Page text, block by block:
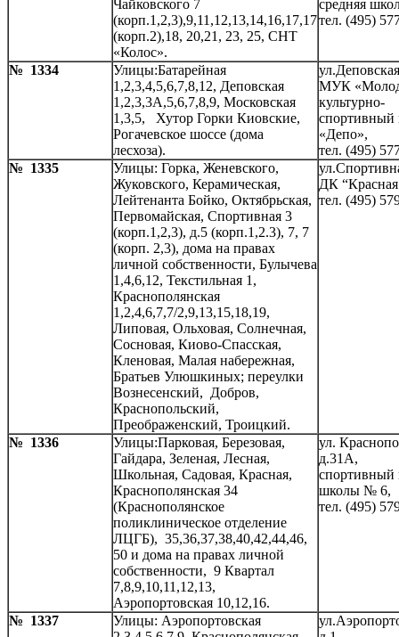
Чайковского 7
(корп.1,2,3),9,11,12,13,14,16,17,17
(корп.2),18, 20,21, 23, 25, СНТ
«Колос».
средняя
тел. (495)
№ 1334
Улицы:Батарейная
1,2,3,4,5,6,7,8,12, Деповская
1,2,3,3А,5,6,7,8,9, Московская
1,3,5, Хутор Горки Киовские,
Рогачевское шоссе (дома
лесхоза).
МУК
культурно-
спортивный
«Депо»,
тел. (495)
№ 1335
Улицы: Горка, Женевского,
Жуковского, Керамическая,
Лейтенанта Бойко, Октябрьская,
Первомайская, Спортивная 3
(корп.1,2,3), д.5 (корп.1,2.3), 7, 7
(корп. 2,3), дома на правах
личной собственности, Булычева
1,4,6,12, Текстильная 1,
Краснополянская
1,2,4,6,7,7/2,9,13,15,18,19,
Липовая, Ольховая, Солнечная,
Сосновая, Киово-Спасская,
Кленовая, Малая набережная,
Братьев Улюшкиных; переулки
Вознесенский, Добров,
Краснопольский,
Преображенский, Троицкий.
ДК
тел. (495)
№ 1336
Улицы:Парковая, Березовая,
Гайдара, Зеленая, Лесная,
Школьная, Садовая, Красная,
Краснополянская 34
(Краснополянское
поликлиническое отделение
ЛЦГБ), 35,36,37,38,40,42,44,46,
50 и дома на правах личной
собственности, 9 Квартал
7,8,9,10,11,12,13,
Аэропортовская 10,12,16.
ул.
д.31А,
спортивный
школы № 6,
тел. (495)
№ 1337
Улицы: Аэропортовская